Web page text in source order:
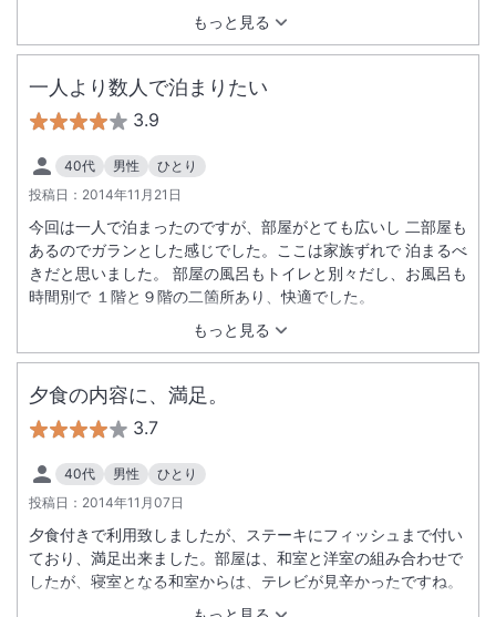
もっと見る
一人より数人で泊まりたい
3.9
40代 男性
ひとり
投稿日： 2014年11月21日
もっと見る
今回は一人で泊まったのですが、部屋がとても広いし 二部屋も
あるのでガランとした感じでした。ここは家族ずれで 泊まるべ
きだと思いました。 部屋の風呂もトイレと別々だし、お風呂も
時間別で １階と９階の二箇所あり、快適でした。
夕食の内容に、満足。
3.7
40代 男性
ひとり
投稿日： 2014年11月07日
夕食付きで利用致しましたが、ステーキにフィッシュまで付い
ており、満足出来ました。部屋は、和室と洋室の組み合わせで
したが、寝室となる和室からは、テレビが見辛かったですね。